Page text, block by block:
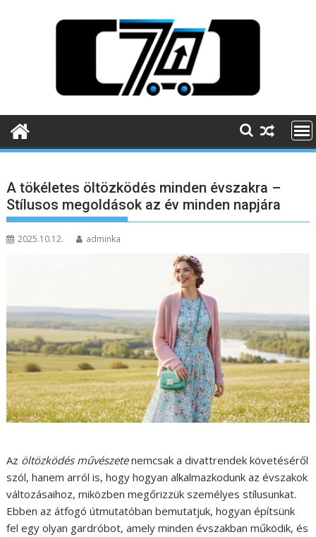
A tökéletes öltözködés minden évszakra –
Stílusos megoldások az év minden napjára
2025.10.12. adminka
Az öltözködés művészetenemcsak a divattrendek követéséről
szól, hanem arról is, hogy hogyan alkalmazkodunk az évszakok
változásaihoz, miközben megőrizzük személyes stílusunkat.
Ebben az átfogó útmutatóban bemutatjuk, hogyan építsünk
fel egy olyan gardróbot, amely minden évszakban működik, és